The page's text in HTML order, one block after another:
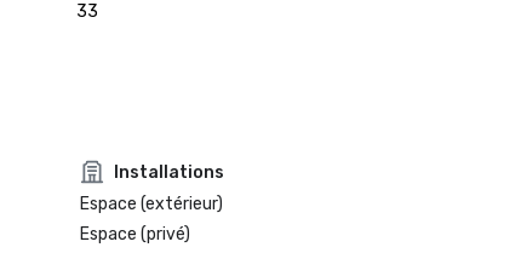
33
Installations
Espace (extérieur)
Espace (privé)